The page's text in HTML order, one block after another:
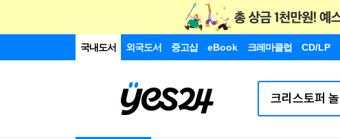
국내도서 외국도서 중고샵 eBook 크레마클럽 CD/LP